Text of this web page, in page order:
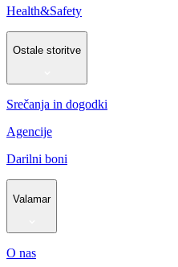
Health&Safety
Ostale storitve
Srečanja in dogodki
Agencije
Darilni boni
Valamar
O nas